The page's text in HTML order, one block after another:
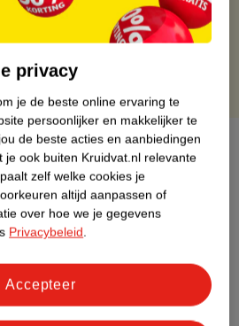
30 dagen
kaart
product heeft (nog) geen Nature
privacy
je de beste online ervaring te
persoonlijker en makkelijker te
de beste acties en aanbiedingen
je ook buiten Kruidvat.nl relevante
zelf welke cookies je
altijd aanpassen of
over hoe we je gegevens
Privacybeleid.
Accepteer